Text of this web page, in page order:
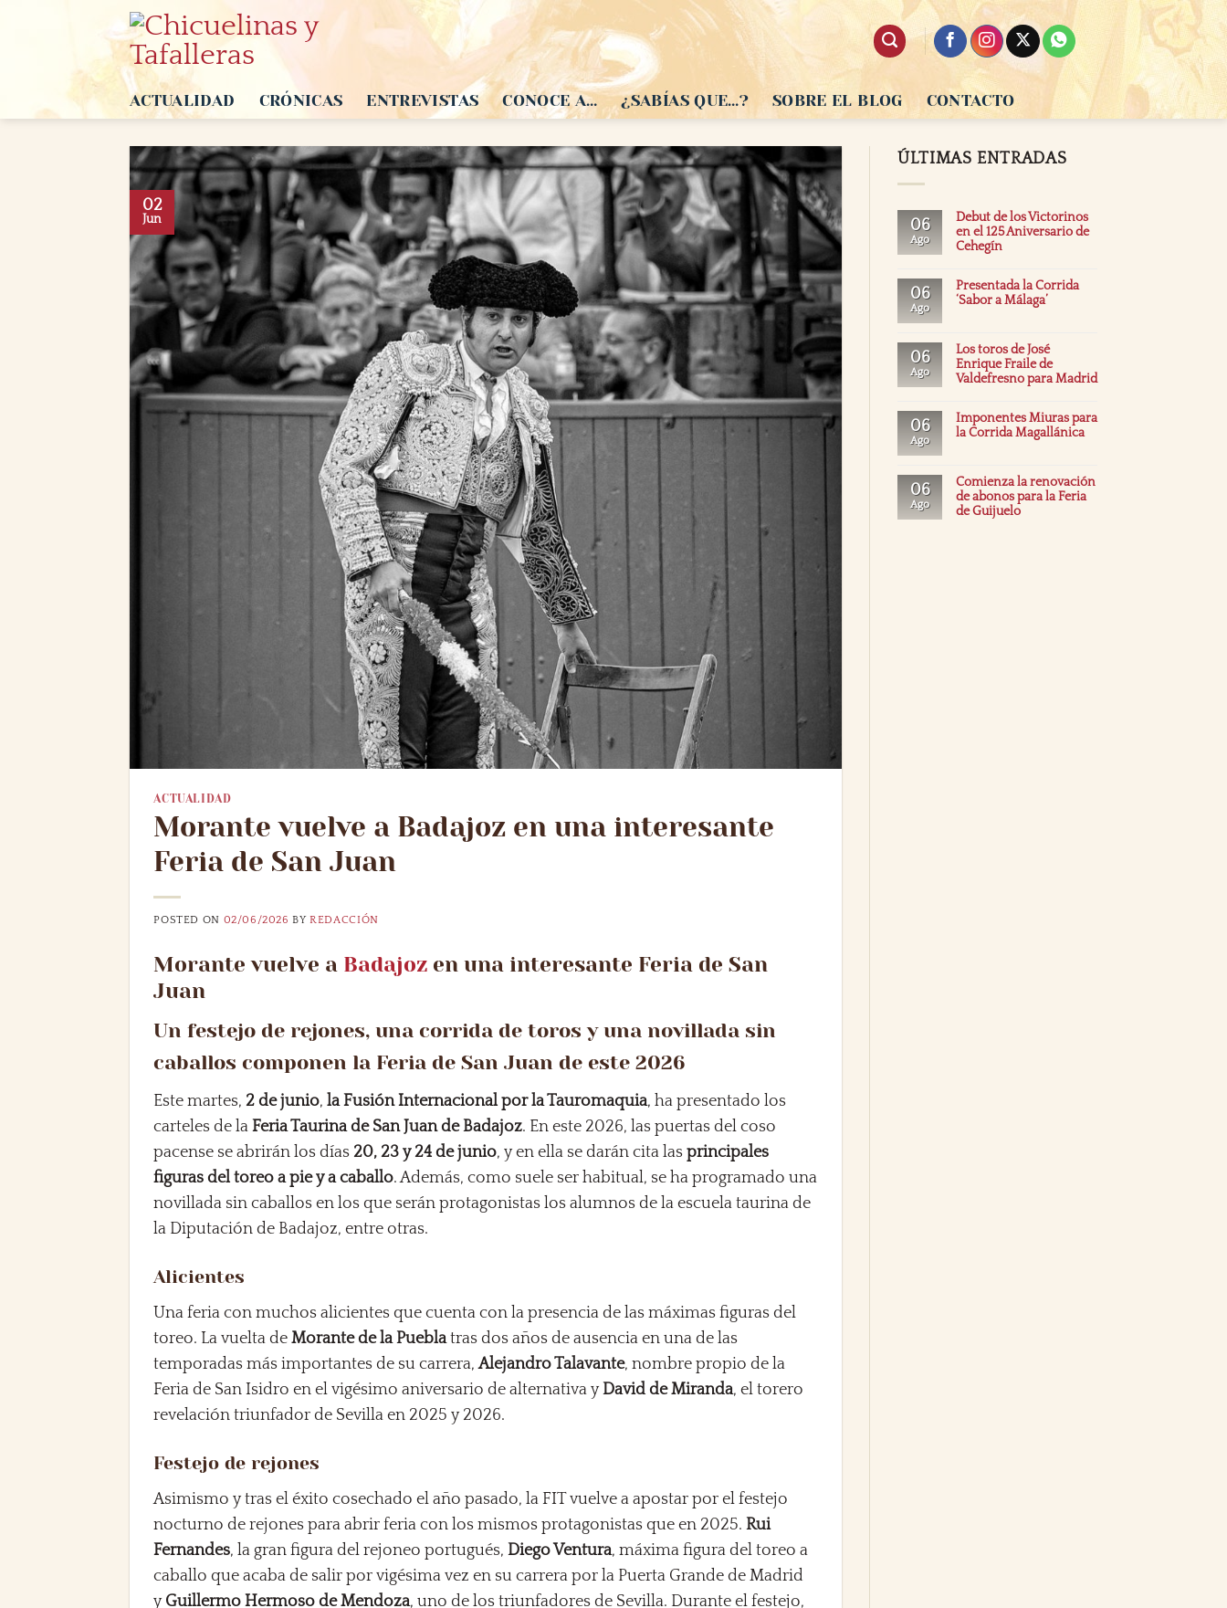
ACTUALIDAD
CRÓNICAS ENTREVISTAS CONOCE A… ¿SABÍAS QUE…? SOBRE EL BLOG CONTACTO
02
Jun
ACTUALIDAD
Morante vuelve a Badajoz en una interesante
Feria de San Juan
POSTED ON 02/06/2026 BYREDACCIÓN
Morante vuelve a Badajoz en una interesante Feria de San
Juan
Un festejo de rejones, una corrida de toros y una novillada sin
caballos componen la Feria de San Juan de este 2026
Este martes,2 de junio,la Fusión Internacional por la Tauromaquia, ha presentado los
carteles de laFeria Taurina de San Juan de Badajoz. En este 2026, las puertas del coso
pacense se abrirán los días20, 23 y 24 de junio, y en ella se darán cita lasprincipales
figuras del toreo a pie y a caballo. Además, como suele ser habitual, se ha programado una
novillada sin caballos en los que serán protagonistas los alumnos de la escuela taurina de
la Diputación de Badajoz, entre otras.
Alicientes
Una feria con muchos alicientes que cuenta con la presencia de las máximas figuras del
toreo. La vuelta deMorante de la Pueblatras dos años de ausencia en una de las
temporadas más importantes de su carrera,Alejandro Talavante, nombre propio de la
Feria de San Isidro en el vigésimo aniversario de alternativa yDavid de Miranda, el torero
revelación triunfador de Sevilla en 2025 y 2026.
Festejo de rejones
Asimismo y tras el éxito cosechado el año pasado, la FIT vuelve a apostar por el festejo
nocturno de rejones para abrir feria con los mismos protagonistas que en 2025.Rui
Fernandes, la gran figura del rejoneo portugués,Diego Ventura, máxima figura del toreo a
caballo que acaba de salir por vigésima vez en su carrera por la Puerta Grande de Madrid
y Guillermo Hermoso de Mendoza, uno de los triunfadores de Sevilla. Durante el festejo,
ÚLTIMAS ENTRADAS
06
Ago
Debut de los Victorinos
en el 125 Aniversario de
Cehegín
06
Ago
Presentada la Corrida
‘Sabor a Málaga’
06
Ago
Los toros de José
Enrique Fraile de
Valdefresno para Madrid
06
Ago
Imponentes Miuras para
la Corrida Magallánica
06
Ago
Comienza la renovación
de abonos para la Feria
de Guijuelo